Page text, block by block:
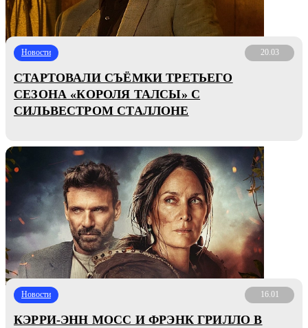
Новости 20.03
СТАРТОВАЛИ СЪЁМКИ ТРЕТЬЕГО
СЕЗОНА «КОРОЛЯ ТАЛСЫ» С
СИЛЬВЕСТРОМ СТАЛЛОНЕ
Новости 16.01
КЭРРИ-ЭНН МОСС И ФРЭНК ГРИЛЛО В